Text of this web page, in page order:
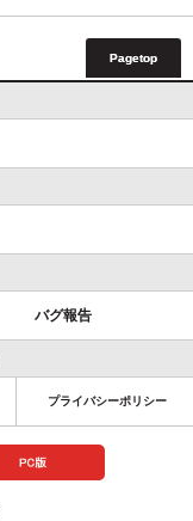
Pagetop
バグ報告
プライバシーポリシー